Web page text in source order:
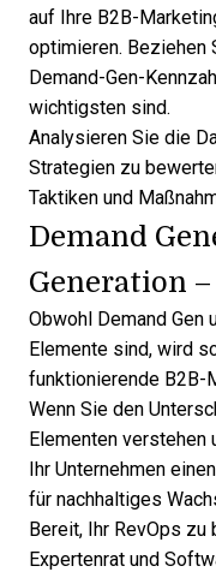
auf Ihre B2B-
optimieren. Beziehen
Demand-Gen-
wichtigsten sind.
Analysieren Sie die
Strategien zu
Taktiken und
Demand
Generation
Obwohl Demand Gen
Elemente sind, wird
funktionierende B2B-
Wenn Sie den
Elementen
Ihr Unternehmen
für nachhaltiges
Bereit, Ihr RevOps zu
Expertenrat und